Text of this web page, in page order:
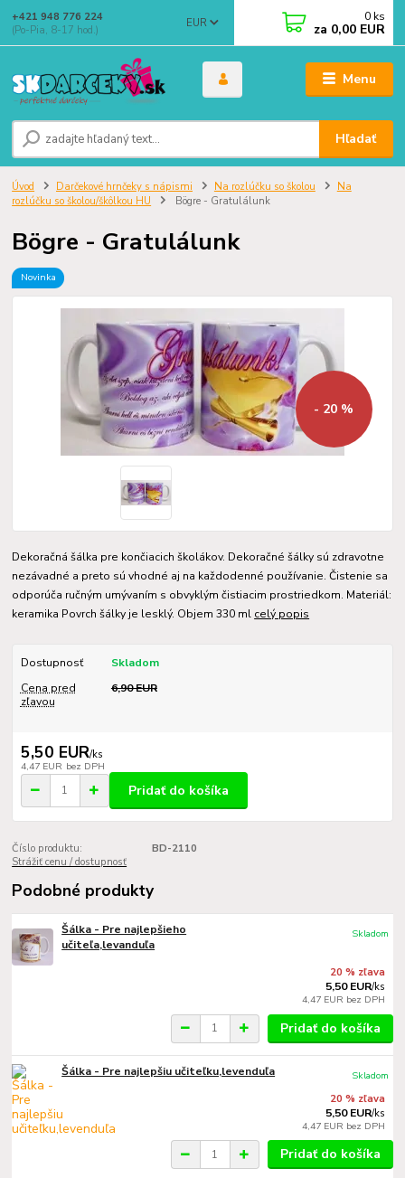
Menu
EUR
Hľadať
+421 948 776 224
(Po-Pia, 8-17 hod.)
0 ks
za 0,00 EUR
Úvod Darčekové hrnčeky s nápismi Na rozlúčku so školou
Na
rozlúčku so školou/škôlkou HU
Bögre - Gratulálunk
Bögre - Gratulálunk
Novinka
- 20 %
Dekoračná šálka pre končiacich školákov. Dekoračné šálky sú zdravotne
nezávadné a preto sú vhodné aj na každodenné používanie. Čistenie sa
odporúča ručným umývaním s obvyklým čistiacim prostriedkom. Materiál:
keramika Povrch šálky je lesklý. Objem 330 ml celý popis
Dostupnosť
Skladom
Cena pred
zľavou
6,90 EUR
5,50 EUR/ks
4,47 EUR bez DPH
Pridať do košíka
Číslo produktu:
BD-2110
Strážiť cenu / dostupnosť
Podobné produkty
Šálka - Pre najlepšieho
učiteľa,levanduľa
20 % zľava
5,50 EUR/ks
4,47 EUR bez DPH
Skladom
Pridať do košíka
Šálka - Pre najlepšiu učiteľku,levenduľa
20 % zľava
5,50 EUR/ks
4,47 EUR bez DPH
Skladom
Pridať do košíka